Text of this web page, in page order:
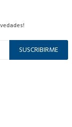
SUSCRIBIRME